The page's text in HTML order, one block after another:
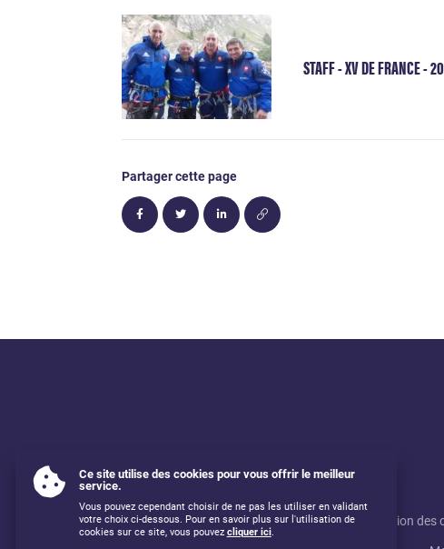
STAFF - XV DE FRANCE -
Partager cette page
Ce site utilise des cookies pour vous offrir le meilleur
service.
Vous pouvez cependant choisir de ne pas les utiliser en validant
votre choix ci-dessous. Pour en savoir plus sur l'utilisation de
cookies sur ce site, vous pouvez cliquer ici.
Mentions légales Utilisation des